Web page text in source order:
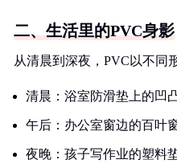
二、生活里的PVC身影
从清晨到深夜，PVC以不同
清晨：浴室防滑垫上的凹
午后：办公室窗边的百叶
夜晚：孩子写作业的塑料